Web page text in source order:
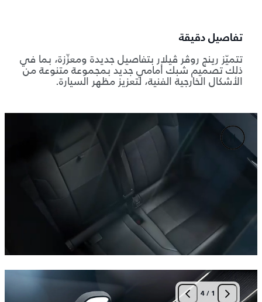
تفاصيل دقيقة
تتميّز رينج روڤر ڤيلار بتفاصيل جديدة ومعزّزة، بما في
ذلك تصميم شبك أمامي جديد بمجموعة متنوعة من
الأشكال الخارجية الفنية، لتعزيز مظهر السيارة.
1
/
4